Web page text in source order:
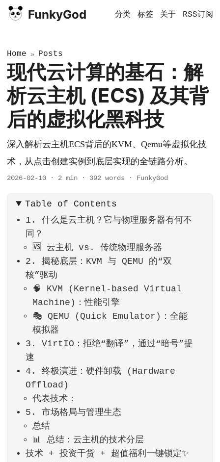
FunkyGod 分类 标签 关于 RSS订阅
Home » Posts
现代云计算的基石：解
析云主机 (ECS) 及其背
后的虚拟化黑科技
深入解析云主机ECS背后的KVM、Qemu等虚拟化技
术，从点击创建实例到底层实现的全链路分析。
2026-02-10 · 2 min · 392 words · FunkyGod
Table of Contents
1. 什么是云主机？它与物理服务器有何不
同？
🆚 云主机 vs. 传统物理服务器
2. 揭秘底层：KVM 与 QEMU 的“双
核”驱动
🧠 KVM (Kernel-based Virtual
Machine)：性能引擎
🎭 QEMU (Quick Emulator)：全能
模拟器
3. VirtIO：拒绝“翻译”，通过“暗号”提
速
4. 终极演进：硬件卸载 (Hardware
Offload)
代表技术：
5. 市场格局与管理生态
总结
📊 总结：云主机的技术分层
技术 + 投资干货 + 超值福利一键锁定✨